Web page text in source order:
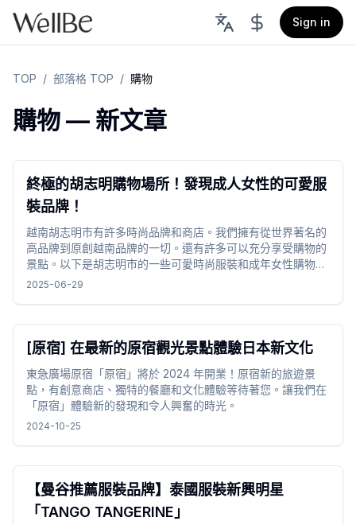
Sign in
TOP / 部落格 TOP / 購物
購物 — 新文章
終極的胡志明購物場所！發現成人女性的可愛服
裝品牌！
越南胡志明市有許多時尚品牌和商店。我們擁有從世界著名的
高品牌到原創越南品牌的一切。還有許多可以充分享受購物的
景點。以下是胡志明市的一些可愛時尚服裝和成年女性購物場
所。
2025-06-29
[原宿] 在最新的原宿觀光景點體驗日本新文化
東急廣場原宿「原宿」將於 2024 年開業！原宿新的旅遊景
點，有創意商店、獨特的餐廳和文化體驗等待著您。讓我們在
「原宿」體驗新的發現和令人興奮的時光。
2024-10-25
【曼谷推薦服裝品牌】泰國服裝新興明星
「TANGO TANGERINE」